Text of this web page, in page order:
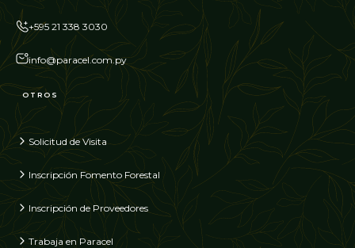
+595 21 338 3030
info@paracel.com.py
OTROS
Solicitud de Visita
Inscripción Fomento Forestal
Inscripción de Proveedores
Trabaja en Paracel